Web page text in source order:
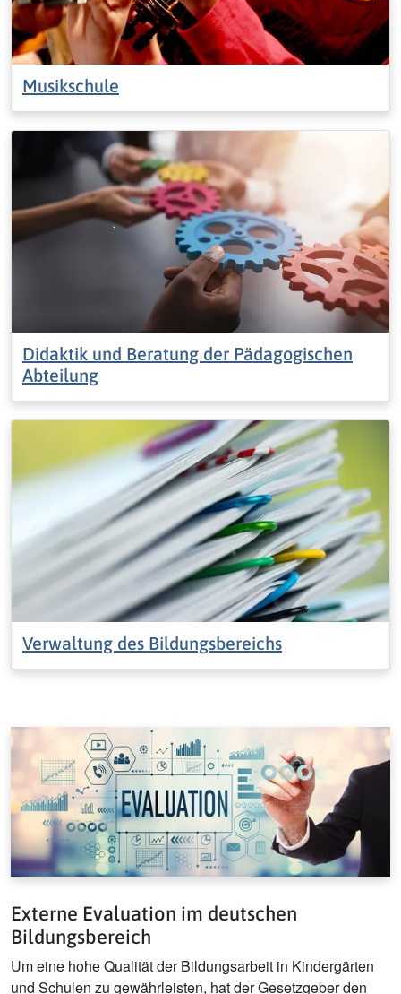
Musikschule
Didaktik und Beratung der Pädagogischen
Abteilung
Verwaltung des Bildungsbereichs
Externe Evaluation im deutschen
Bildungsbereich
Um eine hohe Qualität der Bildungsarbeit in Kindergärten
und Schulen zu gewährleisten, hat der Gesetzgeber den